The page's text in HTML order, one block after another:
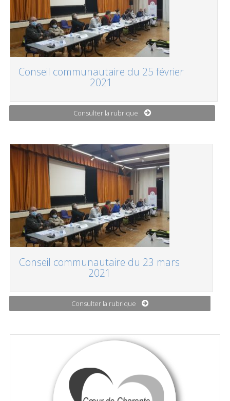
Conseil communautaire du 25 février
2021
Consulter la rubrique
Conseil communautaire du 23 mars
2021
Consulter la rubrique